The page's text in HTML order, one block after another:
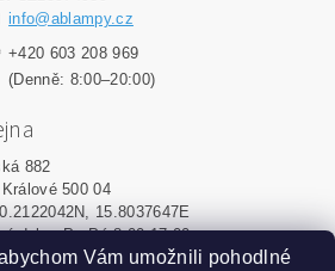
info@ablampy.cz
+420 603 208 969
(Denně: 8:00–20:00)
882
500 04
15.8037647E
doba: Po-Pá 8:00-17:00
Vám umožnili pohodlné